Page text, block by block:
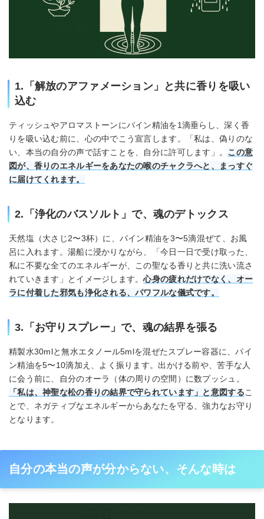
1.「解放のアファメーション」と共に香りを吸い
込む
ティッシュやアロマストーンにパイン精油を1滴垂らし、深く香
りを吸い込む前に、心の中でこう宣言します。「私は、偽りのな
い、本当の自分の声で話すことを、自分に許可します」。 この意
図が、香りのエネルギーをあなたの喉のチャクラへと、まっすぐ
に届けてくれます。
2.「浄化のバスソルト」で、魂のデトックス
天然塩（大さじ2〜3杯）に、パイン精油を3〜5滴混ぜて、お風
呂に入れます。湯船に浸かりながら、「今日一日で受け取った、
私に不要な全てのエネルギーが、この聖なる香りと共に洗い流さ
れていきます」とイメージします。心身の疲れだけでなく、オー
ラに付着した邪気も浄化される、パワフルな儀式です。
3.「お守りスプレー」で、魂の結界を張る
精製水30mlと無水エタノール5mlを混ぜたスプレー容器に、パイ
ン精油を5〜10滴加え、よく振ります。出かける前や、苦手な人
に会う前に、自分のオーラ（体の周りの空間）に数プッシュ。
「私は、神聖な松の香りの結界で守られています」と意図するこ
とで、ネガティブなエネルギーからあなたを守る、強力なお守り
となります。
自分の本当の声が分からない、そんな時は